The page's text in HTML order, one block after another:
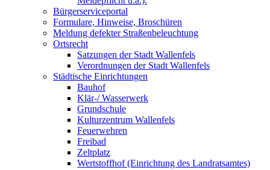
Bürgerserviceportal
Formulare, Hinweise, Broschüren
Meldung defekter Straßenbeleuchtung
Ortsrecht
Satzungen der Stadt Wallenfels
Verordnungen der Stadt Wallenfels
Städtische Einrichtungen
Bauhof
Klär-/ Wasserwerk
Grundschule
Kulturzentrum Wallenfels
Feuerwehren
Freibad
Zeltplatz
Wertstoffhof (Einrichtung des Landratsamtes)